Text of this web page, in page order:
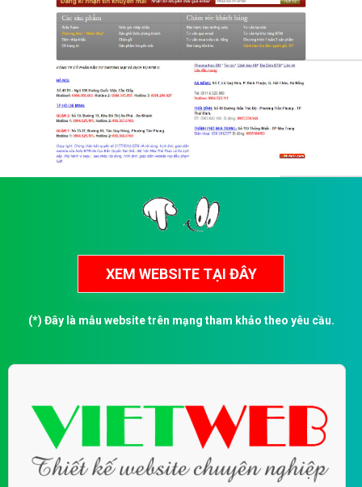
(*) Đây là mẫu website trên mạng tham khảo theo yêu cầu.